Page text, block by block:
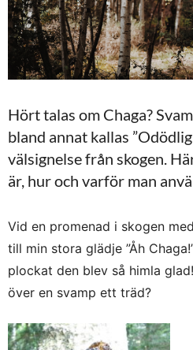
Hört talas om Chaga?
bland annat kallas
välsignelse från skogen.
är, hur och varför man
Vid en promenad i skogen
till min stora glädje ”Åh
plockat den blev så himla
över en svamp ett träd?